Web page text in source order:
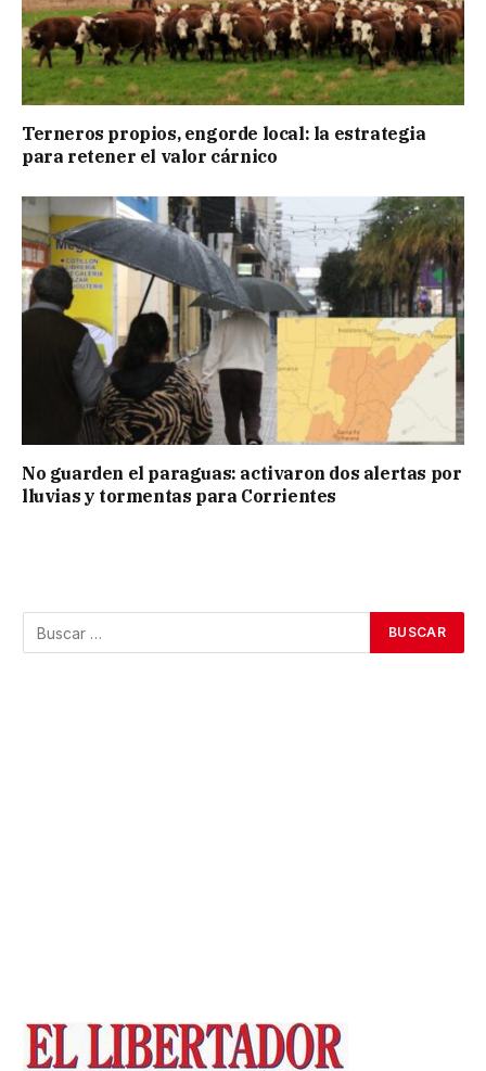
Terneros propios, engorde local: la estrategia
para retener el valor cárnico
No guarden el paraguas: activaron dos alertas por
lluvias y tormentas para Corrientes